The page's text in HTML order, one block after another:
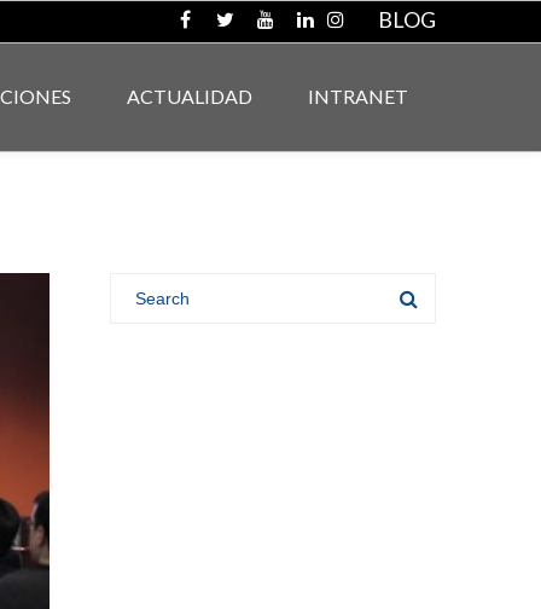
BLOG
ACTUALIDAD INTRANET